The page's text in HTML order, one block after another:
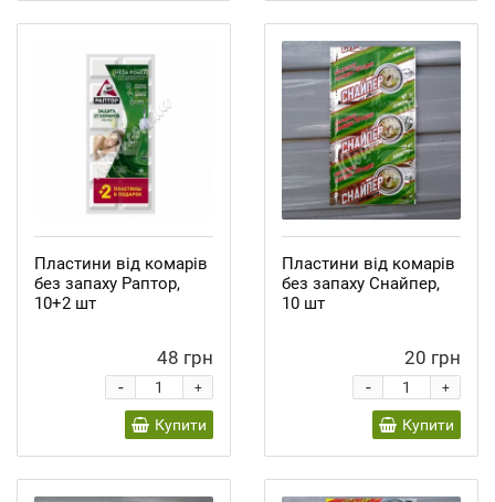
Пластини від комарів
без запаху Раптор,
10+2 шт
48 грн
+
-
Купити
Пластини від комарів
без запаху Снайпер,
10 шт
20 грн
+
-
Купити